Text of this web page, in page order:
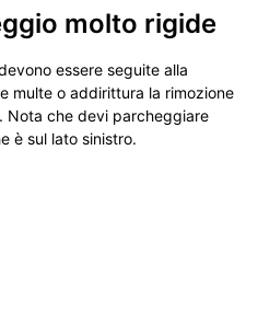
molto rigide
essere seguite alla
multe o addirittura la rimozione
Nota che devi parcheggiare
è sul lato sinistro.